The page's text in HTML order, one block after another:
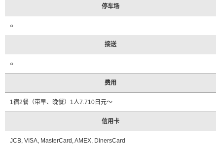
咨
停车场
○
接送
○
费用
1宿2餐（带早、晚餐）1人7.710日元～
信用卡
JCB, VISA, MasterCard, AMEX, DinersCard